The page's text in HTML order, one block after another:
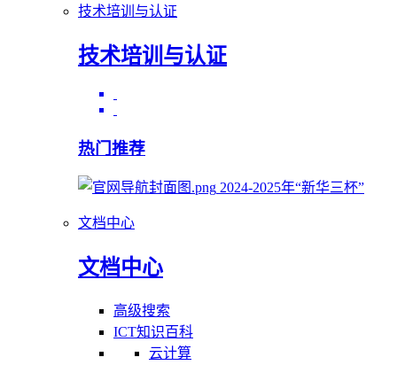
技术培训与认证
技术培训与认证
热门推荐
2024-2025年“新华三杯”
文档中心
文档中心
高级搜索
ICT知识百科
云计算